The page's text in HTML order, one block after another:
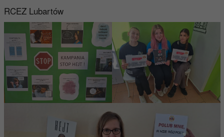
RCEZ Lubartów